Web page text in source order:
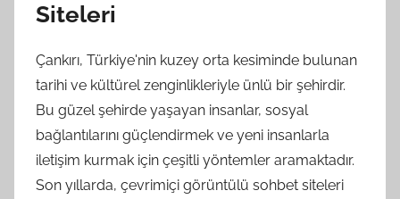
Siteleri
Çankırı, Türkiye'nin kuzey orta kesiminde bulunan
tarihi ve kültürel zenginlikleriyle ünlü bir şehirdir.
Bu güzel şehirde yaşayan insanlar, sosyal
bağlantılarını güçlendirmek ve yeni insanlarla
iletişim kurmak için çeşitli yöntemler aramaktadır.
Son yıllarda, çevrimiçi görüntülü sohbet siteleri